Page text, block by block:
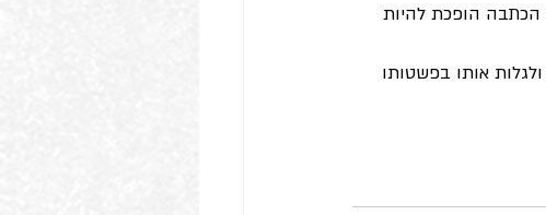
הכתבה הופכת להיות
אותו בפשטותו